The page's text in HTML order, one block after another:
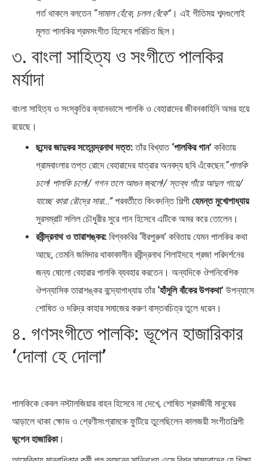
গর্ত থাকলে বলতেন “সামাল হেঁকে, চলল বেঁকে” । এই গীতিময় শব্দগুলোই
মূলত পালকির শ্রমসংগীত হিসেবে পরিচিত ছিল।
৩. বাংলা সাহিত্য ও সংগীতে পালকির
মর্যাদা
বাংলা সাহিত্য ও সংস্কৃতির ক্যানভাসে পালকি ও বেহারাদের জীবনকাহিনি অমর হয়ে
রয়েছে।
ছন্দের জাদুকর সত্যেন্দ্রনাথ দত্ত:তাঁর বিখ্যাত ‘পালকির গান’ কবিতায়
গ্রামবাংলার তপ্ত রোদে বেহারাদের যাত্রার অনবদ্য ছবি এঁকেছেন:“পালকি
চলে! পালকি চলে!/ গগন তলে আগুন জ্বলে!/ স্তব্ধ গাঁয়ে আদুল গায়ে/
যাচ্ছে কারা রৌদ্রে সারা…” পরবর্তীতে কিংবদন্তি শিল্পী হেমন্ত মুখোপাধ্যায়
সুরসম্রাট সলিল চৌধুরীর সুরে গান হিসেবে এটিকে অমর করে তোলেন।
রবীন্দ্রনাথ ও তারাশঙ্কর: বিশ্বকবির ‘বীরপুরুষ’ কবিতায় যেমন পালকির কথা
আছে, তেমনি জমিদার থাকাকালীন রবীন্দ্রনাথ শিলাইদহে প্রজা পরিদর্শনের
জন্য ষোলো বেহারার পালকি ব্যবহার করতেন। অন্যদিকে ঔপনিবেশিক
ঔপন্যাসিক তারাশঙ্কর বন্দ্যোপাধ্যায় তাঁর ‘হাঁসুলি বাঁকের উপকথা’ উপন্যাসে
শোষিত ও দরিদ্র কাহার সমাজের করুণ বাস্তবচিত্র তুলে ধরেন।
৪. গণসংগীতে পালকি: ভূপেন হাজারিকার
‘দোলা হে দোলা’
পালকিকে কেবল নস্টালজিয়ার বাহন হিসেবে না দেখে, শোষিত শ্রমজীবী মানুষের
আড়ালে থাকা ক্ষোভ ও শ্রেণীসংগ্রামকে ফুটিয়ে তুলেছিলেন কালজয়ী সংগীতশিল্পী
ভূপেন হাজারিকা।